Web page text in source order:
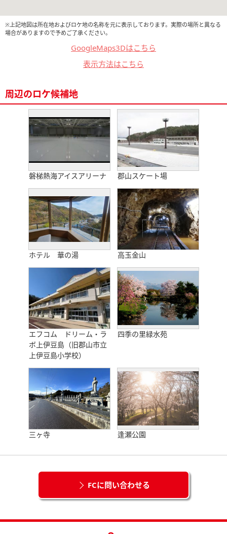
※上記地図は所在地およびロケ地の名称を元に表示しております。実際の場所と異なる
場合がありますので予めご了承ください。
GoogleMaps3Dはこちら
表示方法はこちら
周辺のロケ候補地
磐梯熱海アイスアリーナ 郡山スケート場
ホテル 華の湯 高玉金山
エフコム ドリーム・ラ
ボ上伊豆島（旧郡山市立
上伊豆島小学校）
四季の里緑水苑
三ヶ寺 逢瀬公園
FCに問い合わせる